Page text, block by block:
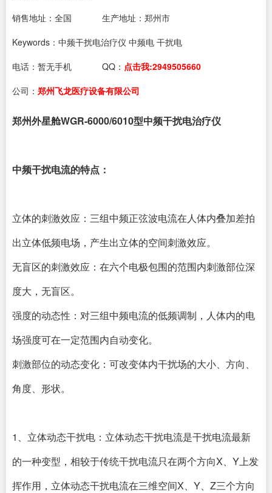
销售地址：全国
生产地址：郑州市
Keywords：中频干扰电治疗仪 中频电 干扰电
电话： 暂无手机 QQ： 点击我:2949505660
公司： 郑州飞龙医疗设备有限公司
郑州外星舱WGR-6000/6010型中频干扰电治疗仪
中频干扰电流的特点：
立体的刺激效应：三组中频正弦波电流在人体内叠加差拍
出立体低频电场，产生出立体的空间刺激效应。
无盲区的刺激效应：在六个电极包围的范围内刺激部位深
度大，无盲区。
强度的动态性：对三组中频电流的低频调制，人体内的电
场强度可在一定范围内自动变化。
刺激部位的动态变化：可改变体内干扰场的大小、方向、
角度、形状。
1、立体动态干扰电：立体动态干扰电流是干扰电流最新
的一种变型，相较于传统干扰电流只在两个方向X、Y上发
挥作用，立体动态干扰电流在三维空间X、Y、Z三个方向